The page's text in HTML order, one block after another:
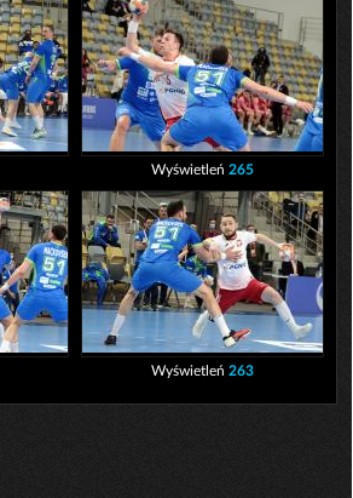
Wyświetleń 265
Wyświetleń 263